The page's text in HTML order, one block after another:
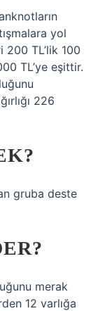
yol
TL’lik 100
TL’ye eşittir.
226
gruba deste
merak
12 varlığa